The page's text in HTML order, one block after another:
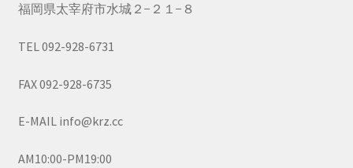
福岡県太宰府市水城２−２１−８
TEL 092-928-6731
FAX 092-928-6735
E-MAIL info@krz.cc
AM10:00-PM19:00